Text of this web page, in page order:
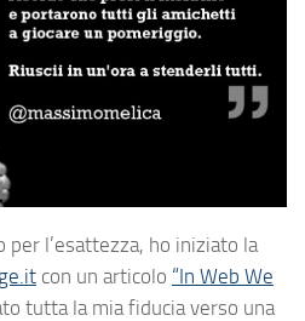
per l’esattezza, ho iniziato la
con un articolo “In Web We
tutta la mia fiducia verso una